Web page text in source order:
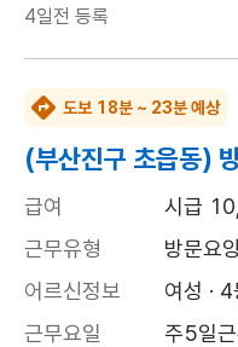
4일전 등록
도보 18분 ~ 23분 예상
(부산진구 초읍동)
급여
시급
근무유형
방문요
어르신정보
여성 ·
근무요일
주5일